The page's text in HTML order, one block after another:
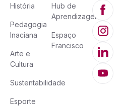
História
Pedagogia
Inaciana
Arte e
Cultura
Sustentabilidade
Esporte
Hub de
Aprendizagem
Espaço
Francisco